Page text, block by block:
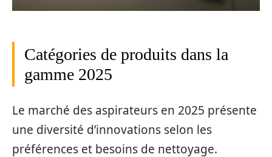
Catégories de produits dans la
gamme 2025
Le marché des aspirateurs en 2025 présente
une diversité d’innovations selon les
préférences et besoins de nettoyage.